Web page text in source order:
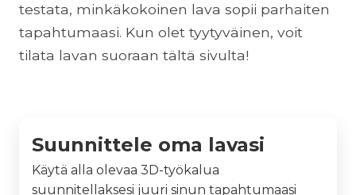
testata, minkäkokoinen lava sopii parhaiten
tapahtumaasi. Kun olet tyytyväinen, voit
tilata lavan suoraan tältä sivulta!
Suunnittele oma lavasi
Käytä alla olevaa 3D-työkalua
suunnitellaksesi juuri sinun tapahtumaasi